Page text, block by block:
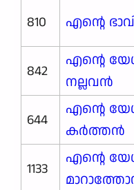
810
എന്റെ
842
എന്റെ
നല്ലവൻ
644
എന്റെ
കർത്തൻ
1133
എന്റെ